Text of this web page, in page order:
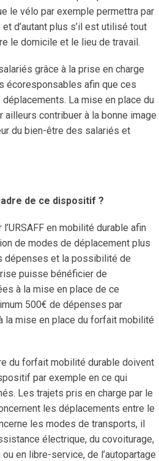
le vélo par exemple permettra par
d’autant plus s’il est utilisé tout
le domicile et le lieu de travail.
grâce à la prise en charge
écoresponsables afin que ces
La mise en place du
contribuer à la bonne image
du bien-être des salariés et
de ce dispositif ?
en mobilité durable afin
de modes de déplacement plus
dépenses et la possibilité de
puisse bénéficier de
à la mise en place de ce
500€ de dépenses par
la mise en place du forfait mobilité
du forfait mobilité durable doivent
par exemple en ce qui
Les trajets pris en charge par le
les déplacements entre le
les modes de transports, il
électrique, du covoiturage,
en libre-service, de l’autopartage